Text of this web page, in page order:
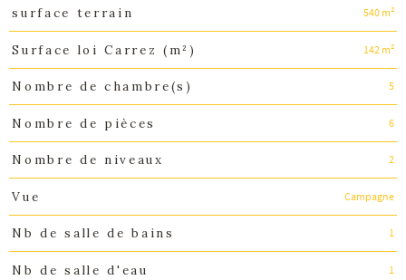
surface terrain 540 m²
Surface loi Carrez (m²) 142 m²
Nombre de chambre(s) 5
Nombre de pièces 6
Nombre de niveaux 2
Vue Campagne
Nb de salle de bains 1
Nb de salle d'eau 1